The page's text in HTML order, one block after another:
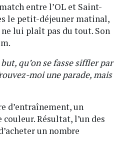
entre l’OL et Saint-
le petit-déjeuner matinal,
lui plaît pas du tout. Son
qu’on se fasse siffler par
moi une parade, mais
d’entraînement, un
Résultat, l’un des
un nombre